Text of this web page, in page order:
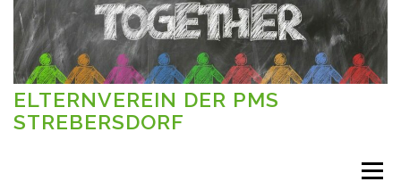
Zum
Inhalt
springen
ELTERNVEREIN DER PMS
STREBERSDORF
Menü